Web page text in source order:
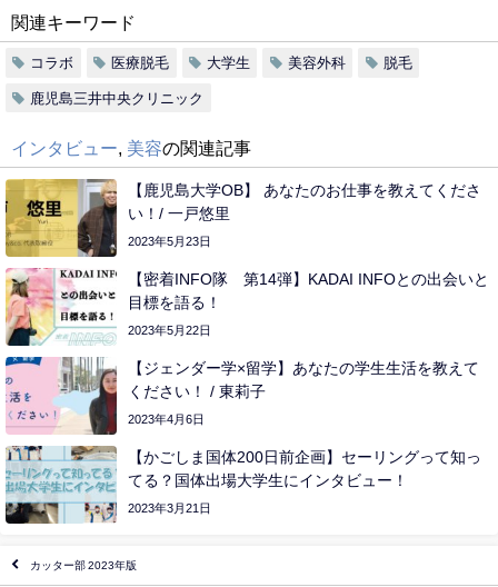
関連キーワード
コラボ 医療脱毛 大学生 美容外科 脱毛
鹿児島三井中央クリニック
インタビュー, 美容の関連記事
【鹿児島大学OB】 あなたのお仕事を教えてくださ
い！/ 一戸悠里
2023年5月23日
【密着INFO隊 第14弾】KADAI INFOとの出会いと
目標を語る！
2023年5月22日
【ジェンダー学×留学】あなたの学生生活を教えて
ください！ / 東莉子
2023年4月6日
【かごしま国体200日前企画】セーリングって知っ
てる？国体出場大学生にインタビュー！
2023年3月21日
カッター部 2023年版